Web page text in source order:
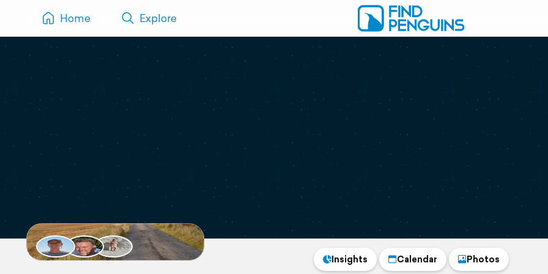
Home Explore
Insights Calendar Photos